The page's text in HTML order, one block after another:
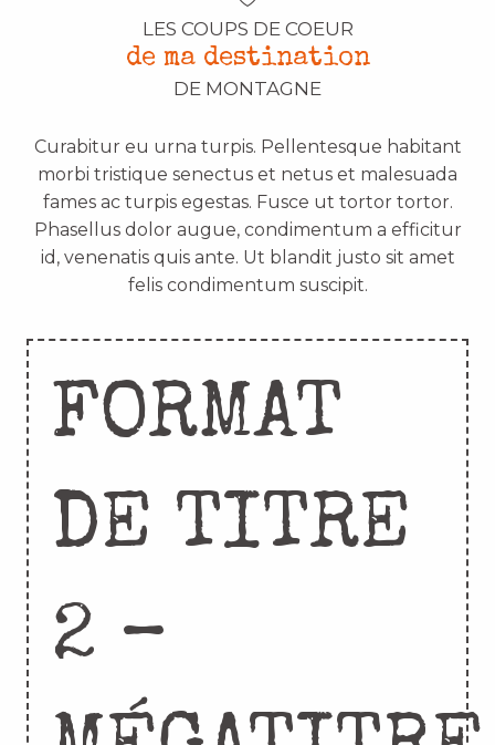
LES COUPS DE COEUR
de ma destination
DE MONTAGNE
Curabitur eu urna turpis. Pellentesque habitant
morbi tristique senectus et netus et malesuada
fames ac turpis egestas. Fusce ut tortor tortor.
Phasellus dolor augue, condimentum a efficitur
id, venenatis quis ante. Ut blandit justo sit amet
felis condimentum suscipit.
FORMAT
DE TITRE
2 –